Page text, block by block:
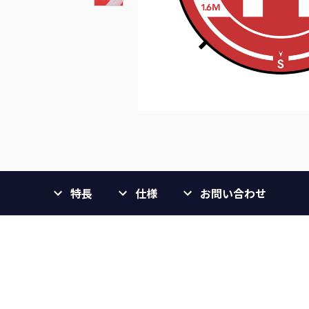
特長 仕様 お問い合わせ